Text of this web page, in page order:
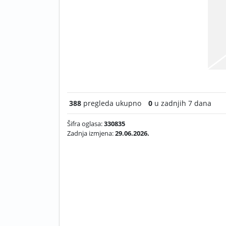
388 pregleda ukupno 0 u zadnjih 7 dana
Šifra oglasa:330835
Zadnja izmjena:29.06.2026.